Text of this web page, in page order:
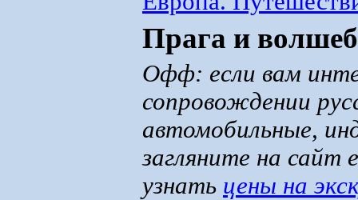
Прага и
Офф: если вам
сопровождении
автомобильные,
загляните на
узнать цены на